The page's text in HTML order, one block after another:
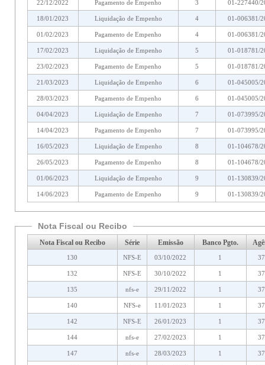
22/12/2022 Pagamento de Empenho 3 01-227440/
18/01/2023 Liquidação de Empenho 4 01-006381/
01/02/2023 Pagamento de Empenho 4 01-006381/
17/02/2023 Liquidação de Empenho 5 01-018781/
23/02/2023 Pagamento de Empenho 5 01-018781/
21/03/2023 Liquidação de Empenho 6 01-045005/
28/03/2023 Pagamento de Empenho 6 01-045005/
04/04/2023 Liquidação de Empenho 7 01-073995/
14/04/2023 Pagamento de Empenho 7 01-073995/
16/05/2023 Liquidação de Empenho 8 01-104678/
26/05/2023 Pagamento de Empenho 8 01-104678/
01/06/2023 Liquidação de Empenho 9 01-130839/
14/06/2023 Pagamento de Empenho 9 01-130839/
Nota Fiscal ou Recibo
Nota Fiscal ou Recibo Série Emissão Banco Pgto.
130 NFS-E 03/10/2022 1
132 NFS-E 30/10/2022 1
135 nfs-e 29/11/2022 1
140 NFS-e 11/01/2023 1
142 NFS-E 26/01/2023 1
144 nfs-e 27/02/2023 1
147 nfs-e 28/03/2023 1